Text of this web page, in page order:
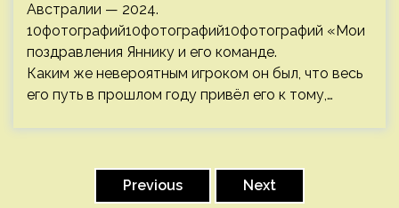
Австралии — 2024.
10фотографий10фотографий10фотографий «Мои
поздравления Яннику и его команде.
Каким же невероятным игроком он был, что весь
его путь в прошлом году привёл его к тому,…
Previous Next